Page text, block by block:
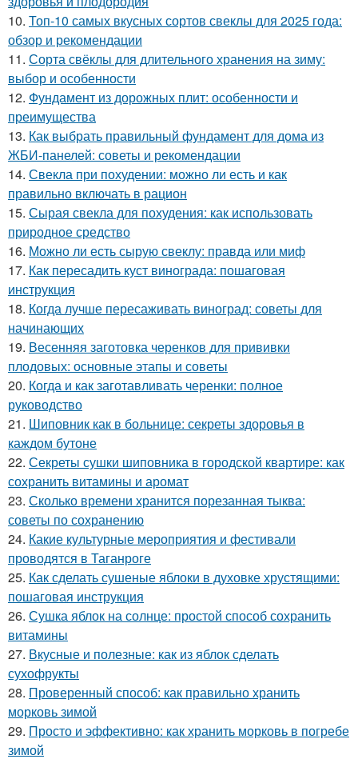
10. Топ-10 самых вкусных сортов свеклы для 2025 года:
обзор и рекомендации
11. Сорта свёклы для длительного хранения на зиму:
выбор и особенности
12. Фундамент из дорожных плит: особенности и
преимущества
13. Как выбрать правильный фундамент для дома из
ЖБИ-панелей: советы и рекомендации
14. Свекла при похудении: можно ли есть и как
правильно включать в рацион
15. Сырая свекла для похудения: как использовать
природное средство
16. Можно ли есть сырую свеклу: правда или миф
17. Как пересадить куст винограда: пошаговая
инструкция
18. Когда лучше пересаживать виноград: советы для
начинающих
19. Весенняя заготовка черенков для прививки
плодовых: основные этапы и советы
20. Когда и как заготавливать черенки: полное
руководство
21. Шиповник как в больнице: секреты здоровья в
каждом бутоне
22. Секреты сушки шиповника в городской квартире: как
сохранить витамины и аромат
23. Сколько времени хранится порезанная тыква:
советы по сохранению
24. Какие культурные мероприятия и фестивали
проводятся в Таганроге
25. Как сделать сушеные яблоки в духовке хрустящими:
пошаговая инструкция
26. Сушка яблок на солнце: простой способ сохранить
витамины
27. Вкусные и полезные: как из яблок сделать
сухофрукты
28. Проверенный способ: как правильно хранить
морковь зимой
29. Просто и эффективно: как хранить морковь в погребе
зимой